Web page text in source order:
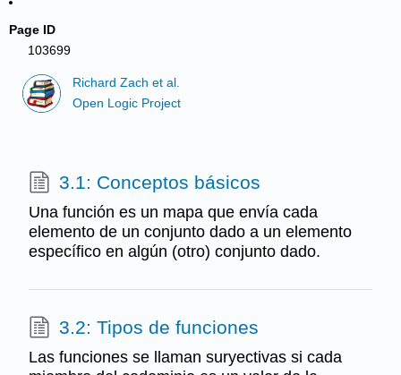
Page ID
103699
Richard Zach et al.
Open Logic Project
3.1: Conceptos básicos
Una función es un mapa que envía cada
elemento de un conjunto dado a un elemento
específico en algún (otro) conjunto dado.
3.2: Tipos de funciones
Las funciones se llaman suryectivas si cada